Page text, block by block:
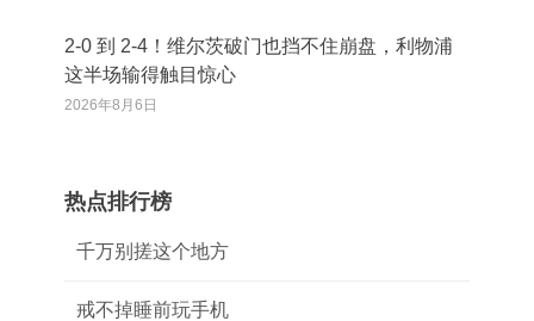
2‑0 到 2‑4！维尔茨破门也挡不住崩盘，利物浦
这半场输得触目惊心
2026年8月6日
热点排行榜
千万别搓这个地方
戒不掉睡前玩手机